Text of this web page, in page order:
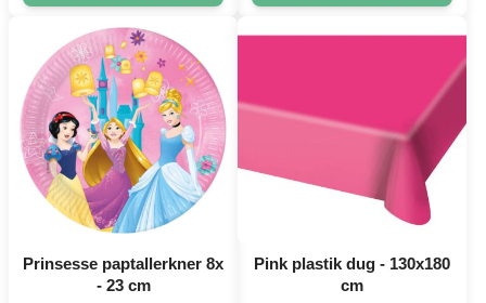
Prinsesse paptallerkner 8x
- 23 cm
Pink plastik dug - 130x180
cm